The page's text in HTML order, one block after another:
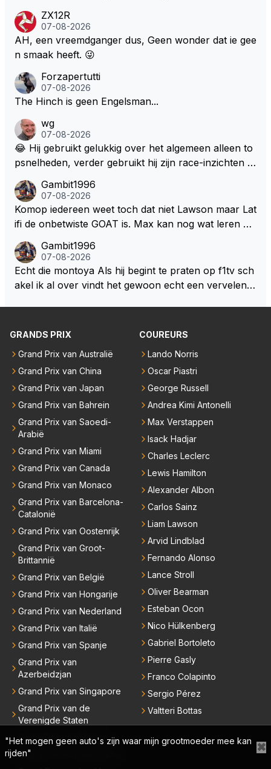
l bij Windsor op te roepen. Maar in een tijd zonder r
aces zijn dit leuke berichtjes
ZX12R
07-08-2026
AH, een vreemdganger dus, Geen wonder dat ie gee
n smaak heeft. 😜
Forzapertutti
07-08-2026
The Hinch is geen Engelsman...
wg
07-08-2026
😂 Hij gebruikt gelukkig over het algemeen alleen to
psnelheden, verder gebruikt hij zijn race-inzichten q
een bocht zegt helemaal niets, dus wat dat betreft h
eeft hij sowieso gelijk 😂.
Gambit1996
07-08-2026
Komop iedereen weet toch dat niet Lawson maar Lat
ifi de onbetwiste GOAT is. Max kan nog wat leren va
milton, hahahaha. Latifi pakt ze allemaal met de oge
n dicht met als onbetwiste nummer 2 of GOATINES
S Lawson natuurlijk 😂😂😂😂😂
Gambit1996
07-08-2026
Echt die montoya Als hij begint te praten op f1tv sch
akel ik al over vindt het gewoon echt een vervelend
GRANDS PRIX
Grand Prix van Australië
Grand Prix van China
Grand Prix van Japan
Grand Prix van Bahrein
Grand Prix van Saoedi-
Arabië
Grand Prix van Miami
Grand Prix van Canada
Grand Prix van Monaco
Grand Prix van Barcelona-
Catalonië
Grand Prix van Oostenrijk
Grand Prix van Groot-
Brittannië
Grand Prix van België
Grand Prix van Hongarije
Grand Prix van Nederland
Grand Prix van Italië
Grand Prix van Spanje
Grand Prix van
Azerbeidzjan
Grand Prix van Singapore
Grand Prix van de
Verenigde Staten
Grand Prix van Mexico
Grand Prix van São Paulo
COUREURS
Lando Norris
Oscar Piastri
George Russell
Andrea Kimi Antonelli
Max Verstappen
Isack Hadjar
Charles Leclerc
Lewis Hamilton
Alexander Albon
Carlos Sainz
Liam Lawson
Arvid Lindblad
Fernando Alonso
Lance Stroll
Oliver Bearman
Esteban Ocon
Nico Hülkenberg
Gabriel Bortoleto
Pierre Gasly
Franco Colapinto
Sergio Pérez
Valtteri Bottas
"Het mogen geen auto's zijn waar mijn grootmoeder mee kan
rijden"
✖